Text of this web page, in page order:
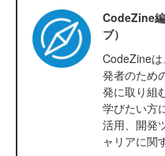
CodeZine
ブ）
CodeZine
発者のため
発に取り組
学びたい方
活用、開発
ャリアに関